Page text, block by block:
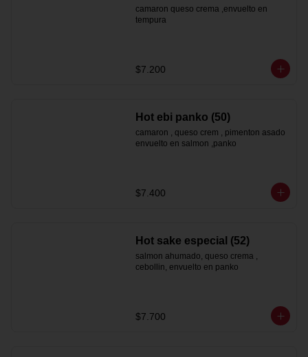
camaron queso crema ,envuelto en
tempura
$7.200
Hot ebi panko (50)
camaron , queso crem , pimenton asado
envuelto en salmon ,panko
$7.400
Hot sake especial (52)
salmon ahumado, queso crema ,
cebollin, envuelto en panko
$7.700